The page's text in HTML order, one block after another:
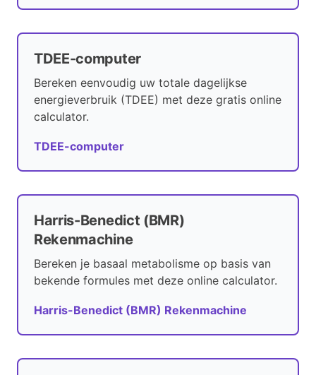
TDEE-computer
Bereken eenvoudig uw totale dagelijkse
energieverbruik (TDEE) met deze gratis online
calculator.
TDEE-computer
Harris-Benedict (BMR)
Rekenmachine
Bereken je basaal metabolisme op basis van
bekende formules met deze online calculator.
Harris-Benedict (BMR) Rekenmachine